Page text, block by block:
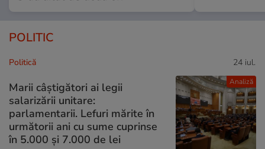
POLITIC
Analiză
Politică 24 iul.
Marii câștigători ai legii
salarizării unitare:
parlamentarii. Lefuri mărite în
următorii ani cu sume cuprinse
în 5.000 și 7.000 de lei